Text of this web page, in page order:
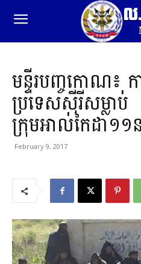
ល
មន្ទីរបញ្ចកោណ​៖ ក
ប្រទេសស៊ីរីសម្លាប់
ក្រុមអាល់កៃដា១១
February 9, 2017